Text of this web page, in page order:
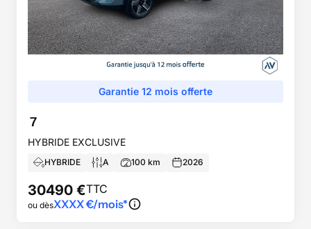
Garantie 12 mois offerte
7
HYBRIDE EXCLUSIVE
HYBRIDE A 100 km 2026
30490 €TTC
ou dèsXXXX€/mois*